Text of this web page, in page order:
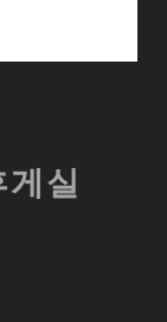
실